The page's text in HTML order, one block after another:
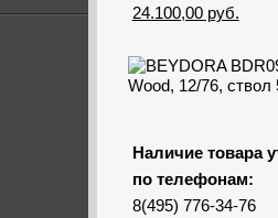
24.100,00 руб.
Наличие товара
по телефонам:
8(495) 776-34-76